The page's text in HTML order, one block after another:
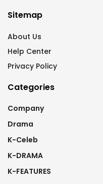
Sitemap
About Us
Help Center
Privacy Policy
Categories
Company
Drama
K-Celeb
K-DRAMA
K-FEATURES